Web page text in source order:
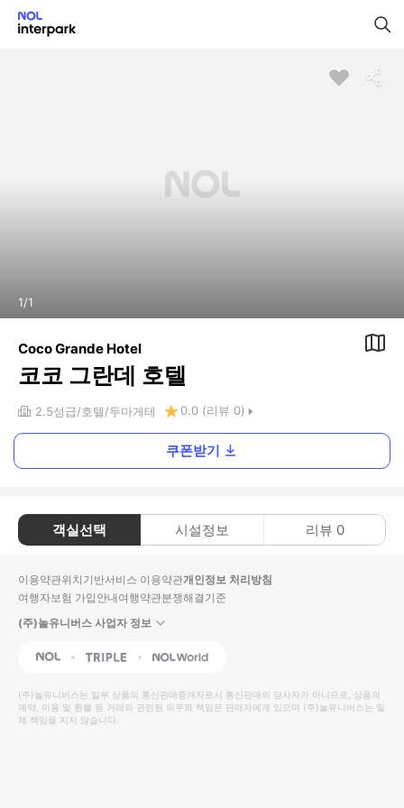
1/1
Coco Grande Hotel
코코 그란데 호텔
2.5성급 호텔 두마게테 0.0 (리뷰 0)
쿠폰받기
객실선택 시설정보 리뷰 0
이용약관위치기반서비스 이용약관개인정보 처리방침
여행자보험 가입안내여행약관분쟁해결기준
(주)놀유니버스 사업자 정보
NOL Triple Interpark Global
(주)놀유니버스는 일부 상품의 통신판매중개자로서 통신판매의 당사자가 아니므로, 상품의
예약, 이용 및 환불 등 거래와 관련된 의무와 책임은 판매자에게 있으며 (주)놀유니버스는 일
체 책임을 지지 않습니다.